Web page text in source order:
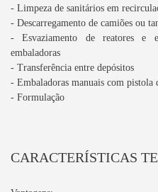
- Limpeza de sanitários em
- Descarregamento de camiões ou
- Esvaziamento de reatores e
embaladoras
- Transferência entre depósitos
- Embaladoras manuais com pistola
- Formulação
CARACTERÍSTICAS